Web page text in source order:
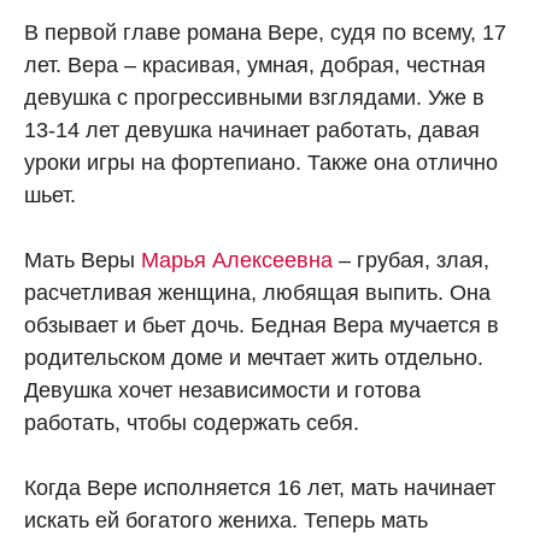
В первой главе романа Вере, судя по всему, 17
лет. Вера – красивая, умная, добрая, честная
девушка с прогрессивными взглядами. Уже в
13-14 лет девушка начинает работать, давая
уроки игры на фортепиано. Также она отлично
шьет.
Мать Веры Марья Алексеевна – грубая, злая,
расчетливая женщина, любящая выпить. Она
обзывает и бьет дочь. Бедная Вера мучается в
родительском доме и мечтает жить отдельно.
Девушка хочет независимости и готова
работать, чтобы содержать себя.
Когда Вере исполняется 16 лет, мать начинает
искать ей богатого жениха. Теперь мать